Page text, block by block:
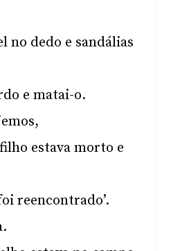
no dedo e sandálias
e matai-o.
estava morto e
reencontrado’.